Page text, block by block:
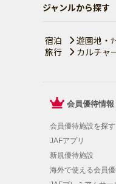
ジャンルから探す
宿泊 遊園地・ﾃ
旅行
カルチャ
会員優待情報
会員優待施設を探す
JAFアプリ
新規優待施設
海外で使える会員